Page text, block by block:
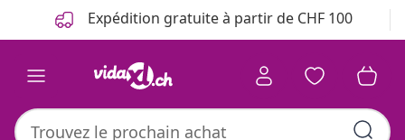
Précédent Expédition gratuite à partir de CHF 100